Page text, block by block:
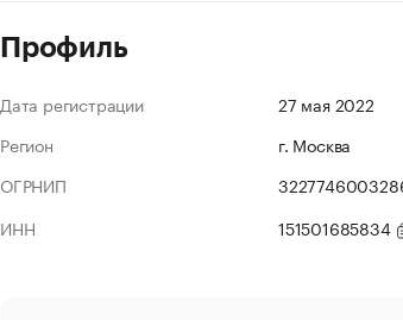
Профиль
Дата регистрации
27 мая 2022
Регион
г. Москва
ОГРНИП
ИНН
151501685834